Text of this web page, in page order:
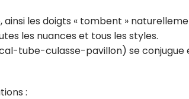
les doigts « tombent »
les nuances et tous les styles.
tube-culasse-pavillon) se conjugue
: